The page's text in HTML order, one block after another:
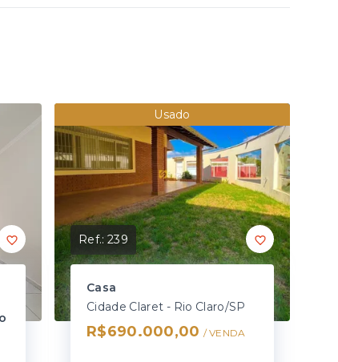
Usado
Ref.:239
Casa
Cidade Claret - Rio Claro/SP
R$690.000,00 / VENDA